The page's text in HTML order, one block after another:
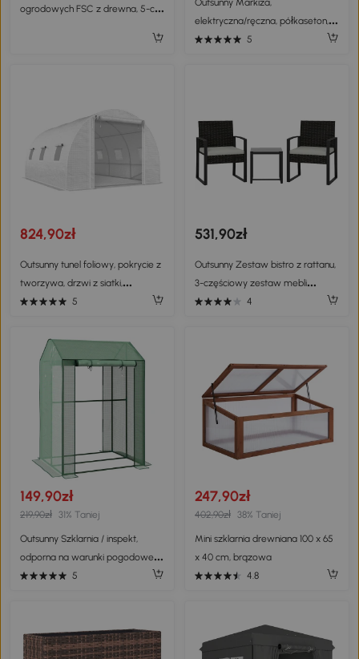
ogrodowych FSC z drewna, 5-cz.,
Outsunny Markiza,
elektryczna/ręczna, półkaseton,
pilot zdalnego sterowania, rama
5
824,90zł
Outsunny tunel foliowy, pokrycie z
tworzywa, drzwi z siatki,
wsporniki, Biały
5
531,90zł
Outsunny Zestaw bistro z rattanu,
3-częściowy zestaw mebli
ogrodowych z 2 krzesłami, stolik,
4
149,90zł
219,90zł 31% Taniej
Outsunny Szklarnia / inspekt,
odporna na warunki pogodowe,
drzwi rolowane, 100 cm x 80 cm x
5
247,90zł
402,90zł 38% Taniej
Mini szklarnia drewniana 100 x 65
x 40 cm, brązowa
4.8